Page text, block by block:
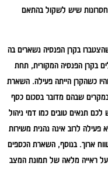
שיש לשקול בהתאם
בקרן הפנסיה נשארים בה
בקרן הפנסיה המקורית, תחת
כשהקרן הייתה פעילה. השארת
במקרים שבהם מדובר בסכום כסף
תנאים טובים כמו דמי ניהול
פעילה לרוב אינה נהנית משירות
ארוך. בנוסף, השארת הכספים
על ראייה מלאה של תמונת המצב